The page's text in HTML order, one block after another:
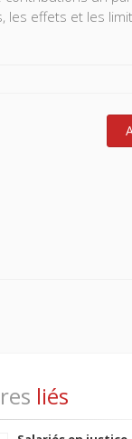
les effets et les
liés